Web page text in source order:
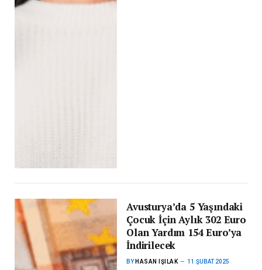
Avusturya’da 5 Yaşındaki
Çocuk İçin Aylık 302 Euro
Olan Yardım 154 Euro’ya
İndirilecek
BY HASAN IŞILAK 11 ŞUBAT 2025